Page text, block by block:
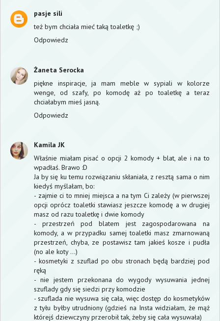
pasje sili
też bym chciała mieć taką toaletkę ;)
Odpowiedz
Żaneta Serocka
piękne inspiracje, ja mam meble w sypiali w kolorze
wenge, od szafy, po komodę aż po toaletkę a teraz
chciałabym mieś jasną.
Odpowiedz
Kamila JK
Właśnie miałam pisać o opcji 2 komody + blat, ale i na to
wpadłaś. Brawo :D
Ja by się ku temu rozwiązaniu skłaniała, z resztą sama o nim
kiedyś myślałam, bo:
- zajmie ci to mniej miejsca a na tym Ci zależy (w pierwszej
opcji oprócz toaletki stawiasz jeszcze komodę a w drugiej
masz od razu toaletkę i dwie komody
- przestrzeń pod blatem jest zagospodarowana na
komody, a w przypadku samej toaletki masz zmarnowaną
przestrzeń, chyba, ze postawisz tam jakieś kosze i pudła
(no ale koty ...)
- kosmetyki z szuflad po obu stronach będą bardziej pod
ręką
- nie jestem przekonana do wygody wysuwania jednej
szuflady gdy się siedzi przy komodzie
- szuflada nie wysuwa się cała, więc dostęp do kosmetyków
z tyłu byłby utrudniony (gdzieś na Insta widziałam, że mąż
którejś dziewczyny przerobił tak, żeby się cała wysuwała)